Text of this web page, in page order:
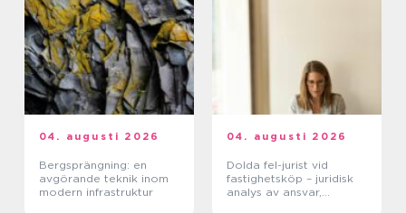
04. augusti 2026
Bergsprängning: en
avgörande teknik inom
modern infrastruktur
04. augusti 2026
Dolda fel-jurist vid
fastighetsköp – juridisk
analys av ansvar,